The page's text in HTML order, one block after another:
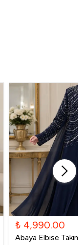
₺ 4,990.00
Abaya Elbise